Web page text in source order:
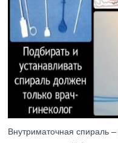
Внутриматочная спираль